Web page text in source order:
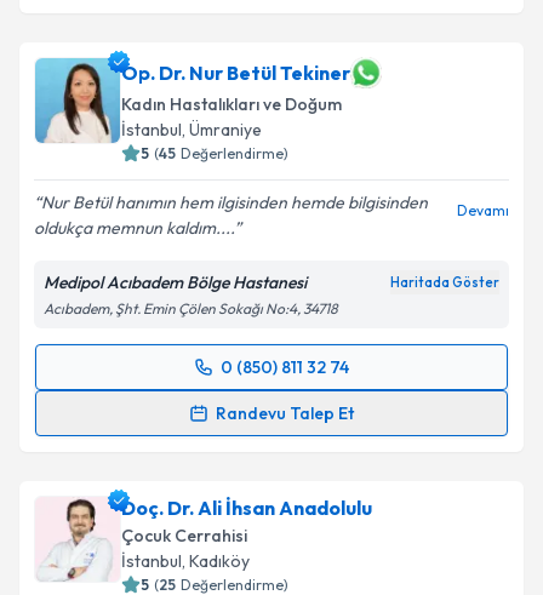
Op. Dr. Nur Betül Tekiner
Kadın Hastalıkları ve Doğum
İstanbul, Ümraniye
5 (45 Değerlendirme)
Nur Betül hanımın hem ilgisinden hemde bilgisinden
oldukça memnun kaldım....
Devamı
Medipol Acıbadem Bölge Hastanesi Haritada Göster
Acıbadem, Şht. Emin Çölen Sokağı No:4, 34718
0 (850) 811 32 74
Randevu Talep Et
Randevu Takvimi Talebi
takvim hazırlandığında e-posta ile bilgilendireceğiz.
E-posta Adresiniz
Doç. Dr. Ali İhsan Anadolulu
Çocuk Cerrahisi
İstanbul, Kadıköy
5 (25 Değerlendirme)